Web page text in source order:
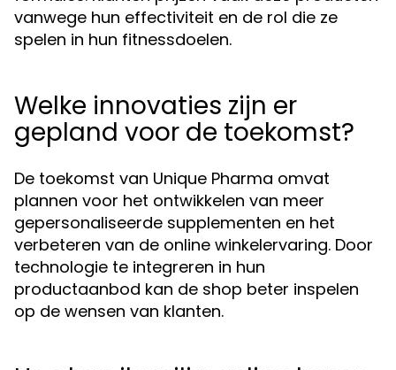
vanwege hun effectiviteit en de rol die ze
spelen in hun fitnessdoelen.
Welke innovaties zijn er
gepland voor de toekomst?
De toekomst van Unique Pharma omvat
plannen voor het ontwikkelen van meer
gepersonaliseerde supplementen en het
verbeteren van de online winkelervaring. Door
technologie te integreren in hun
productaanbod kan de shop beter inspelen
op de wensen van klanten.